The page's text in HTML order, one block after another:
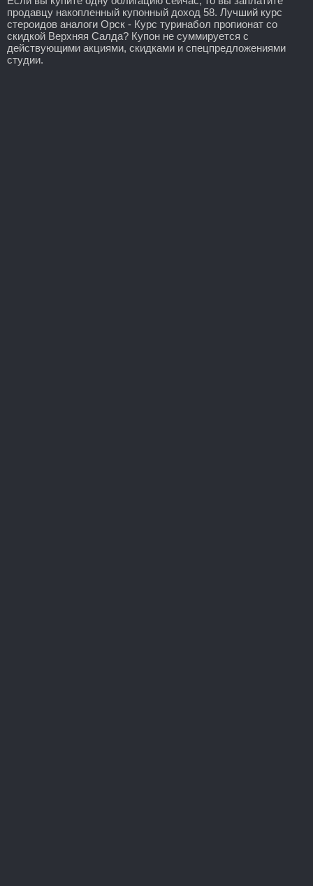
продавцу накопленный купонный доход 58. Лучший курс
стероидов аналоги Орск - Курс туринабол пропионат со
скидкой Верхняя Салда? Купон не суммируется с
действующими акциями, скидками и спецпредложениями
студии.